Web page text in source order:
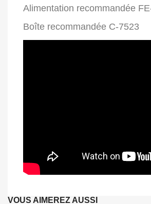
Alimentation recommandée
Boîte recommandée C-7523
VOUS AIMEREZ AUSSI